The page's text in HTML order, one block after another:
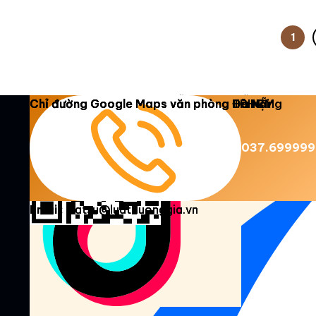
1
Copyright 2026 ©Luật Dương Gia